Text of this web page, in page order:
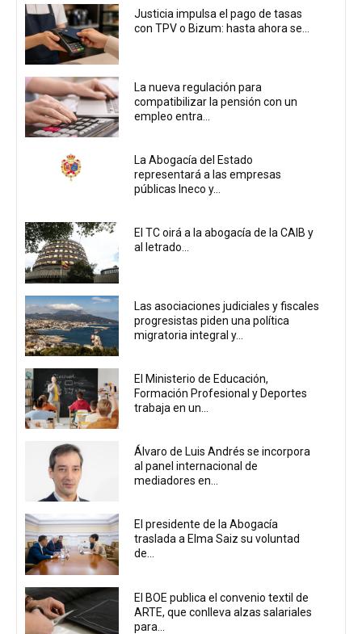
Justicia impulsa el pago de tasas
con TPV o Bizum: hasta ahora se...
La nueva regulación para
compatibilizar la pensión con un
empleo entra...
La Abogacía del Estado
representará a las empresas
públicas Ineco y...
El TC oirá a la abogacía de la CAIB y
al letrado...
Las asociaciones judiciales y fiscales
progresistas piden una política
migratoria integral y...
El Ministerio de Educación,
Formación Profesional y Deportes
trabaja en un...
Álvaro de Luis Andrés se incorpora
al panel internacional de
mediadores en...
El presidente de la Abogacía
traslada a Elma Saiz su voluntad
de...
El BOE publica el convenio textil de
ARTE, que conlleva alzas salariales
para...